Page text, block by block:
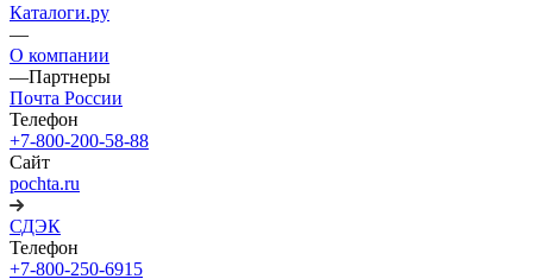
Каталоги.ру
—
О компании
—Партнеры
Почта России
Телефон
+7-800-200-58-88
Сайт
pochta.ru
СДЭК
Телефон
+7-800-250-6915